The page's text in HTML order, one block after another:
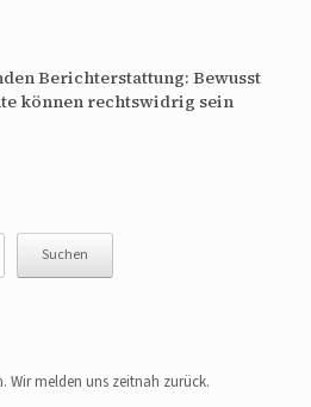
Berichterstattung: Bewusst
können rechtswidrig sein
Suchen
Wir melden uns zeitnah zurück.